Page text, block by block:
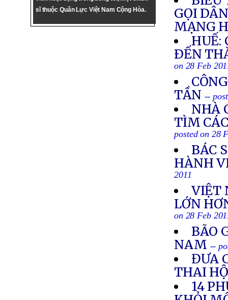
sĩ thuộc Quân Lực Việt Nam Cộng Hòa.
GỌI
MẠNG
HUẾ:
ÐẾN
on 28 Feb
TẦN --
NHÀ
TÌM
posted on 28
BÁC
HÀNH
2011
VIỆT
LỚN
on 28 Feb
BÃO
NAM --
ĐƯA
THAI
14